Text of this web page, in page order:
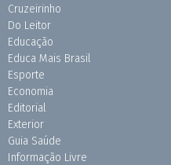
Cruzeirinho
Do Leitor
Educação
Educa Mais Brasil
Esporte
Economia
Editorial
Exterior
Guia Saúde
Informação Livre